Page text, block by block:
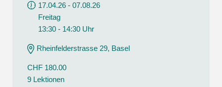
17.04.26 - 07.08.26
Freitag
13:30 - 14:30 Uhr
Rheinfelderstrasse 29, Basel
CHF 180.00
9 Lektionen